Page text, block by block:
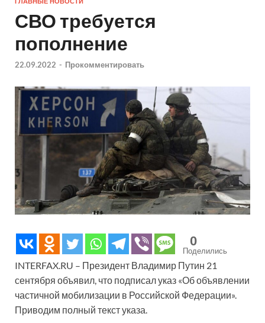
СВО требуется
пополнение
22.09.2022 - Прокомментировать
0
Поделились
INTERFAX.RU – Президент Владимир Путин 21
сентября объявил, что подписал указ «Об объявлении
частичной мобилизации в Российской Федерации».
Приводим полный текст указа.